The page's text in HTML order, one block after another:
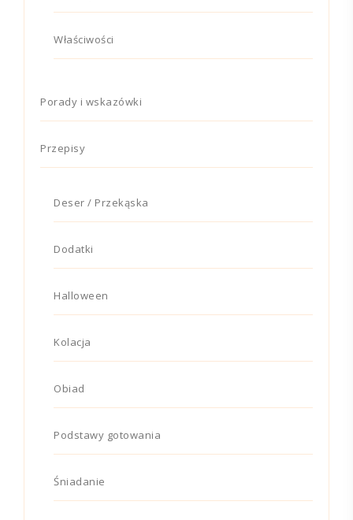
Właściwości
Porady i wskazówki
Przepisy
Deser / Przekąska
Dodatki
Halloween
Kolacja
Obiad
Podstawy gotowania
Śniadanie